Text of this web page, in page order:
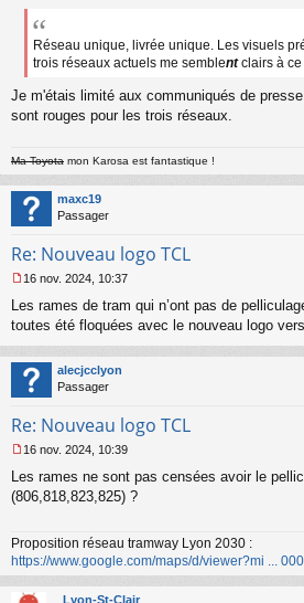
e
g
e
n
l
u
Réseau unique, livrée unique. Les visuels
trois réseaux actuels me semblentclairs à ce
Je m'étais limité aux communiqués de
sont rouges pour les trois réseaux.
Ma Toyota mon Karosa est fantastique !
maxc19
Passager
Re: Nouveau logo TCL
e
s
a
g
e
o
l
u
16 nov. 2024, 10:37
Les rames de tram qui n’ont pas de
toutes été floquées avec le nouveau logo
alecjcclyon
Passager
Re: Nouveau logo TCL
e
s
g
e
n
o
16 nov. 2024, 10:39
Les rames ne sont pas censées avoir le
(806,818,823,825) ?
Proposition réseau tramway Lyon 2030 :
https://www.google.com/maps/d/viewer?mi ...
Lyon-St-Clair